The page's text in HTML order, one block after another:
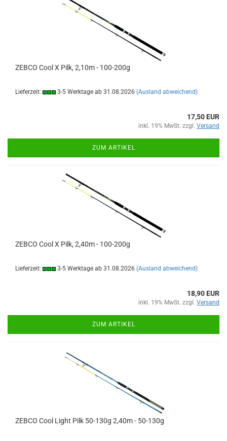
ZEBCO Cool X Pilk, 2,10m - 100-200g
Lieferzeit: 3-5 Werktage ab 31.08.2026 (Ausland abweichend)
17,50 EUR
inkl. 19% MwSt. zzgl. Versand
ZUM ARTIKEL
ZEBCO Cool X Pilk, 2,40m - 100-200g
Lieferzeit: 3-5 Werktage ab 31.08.2026 (Ausland abweichend)
18,90 EUR
inkl. 19% MwSt. zzgl. Versand
ZUM ARTIKEL
ZEBCO Cool Light Pilk 50-130g 2,40m - 50-130g